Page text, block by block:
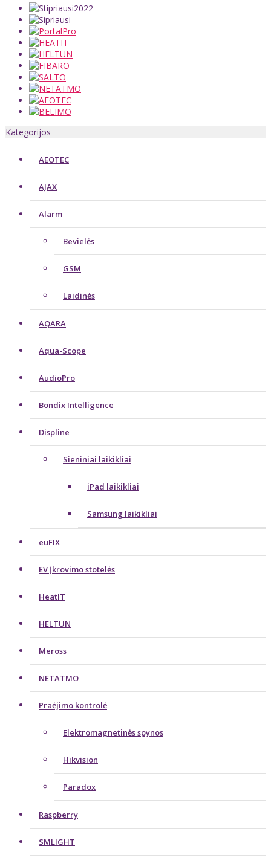
Kategorijos
AEOTEC
AJAX
Alarm
Bevielės
GSM
Laidinės
AQARA
Aqua-Scope
AudioPro
Bondix Intelligence
Displine
Sieniniai laikikliai
iPad laikikliai
Samsung laikikliai
euFIX
EV Įkrovimo stotelės
HeatIT
HELTUN
Meross
NETATMO
Praėjimo kontrolė
Elektromagnetinės spynos
Hikvision
Paradox
Raspberry
SMLIGHT